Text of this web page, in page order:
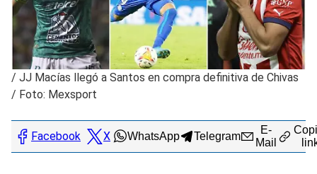
/ JJ Macías llegó a Santos en compra definitiva de Chivas
/ Foto: Mexsport
Facebook X WhatsApp Telegram
E-
Mail